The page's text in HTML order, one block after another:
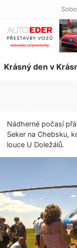
Krásný den v
Nádherné počasí
Seker na Chebsku,
louce U Doležálů.